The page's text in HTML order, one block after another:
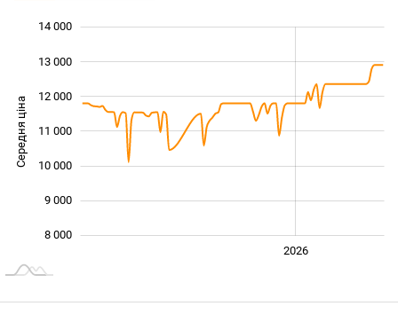
Середня ціна 10 000
8 000
9 000
10 000
11 000
12 000
13 000
14 000
2026